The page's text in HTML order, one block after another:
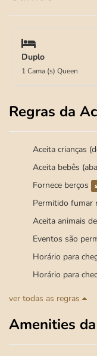
Duplo
1 Cama (s) Queen
Regras da
Aceita crianças
Aceita bebês
Fornece berços
Permitido fumar
Aceita animais
Eventos são
Horário para
Horário para
ver todas as regras
Amenities